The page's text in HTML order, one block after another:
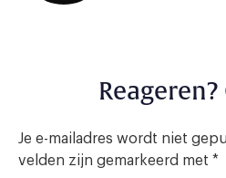
Reageren?
Je e-mailadres wordt niet
velden zijn gemarkeerd met *